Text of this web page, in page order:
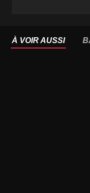
À VOIR AUSSI